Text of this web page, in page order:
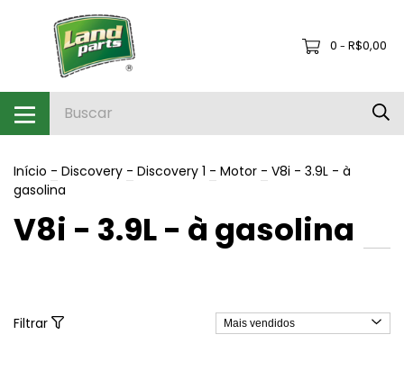
0 - R$0,00
Início - Discovery - Discovery 1 - Motor - V8i - 3.9L - à
gasolina
V8i - 3.9L - à gasolina
Filtrar